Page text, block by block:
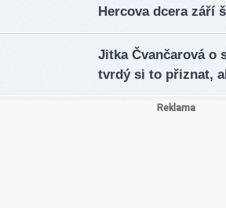
Hercova dcera září
Jitka Čvančarová o
tvrdý si to přiznat,